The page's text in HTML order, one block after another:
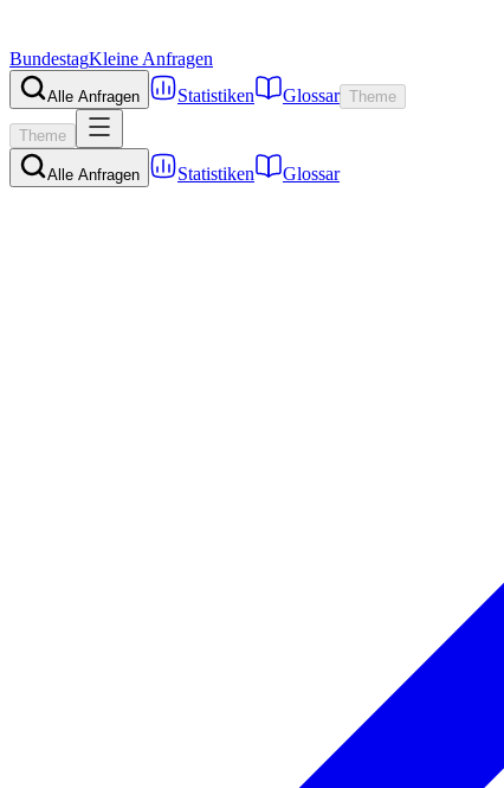
BundestagKleine Anfragen
Alle Anfragen Statistiken Glossar Theme
Theme
Alle Anfragen Statistiken Glossar